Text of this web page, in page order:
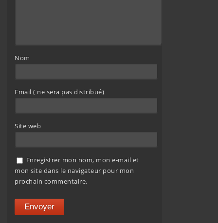
Nom
Email ( ne sera pas distribué)
Site web
Enregistrer mon nom, mon e-mail et
mon site dans le navigateur pour mon
prochain commentaire.